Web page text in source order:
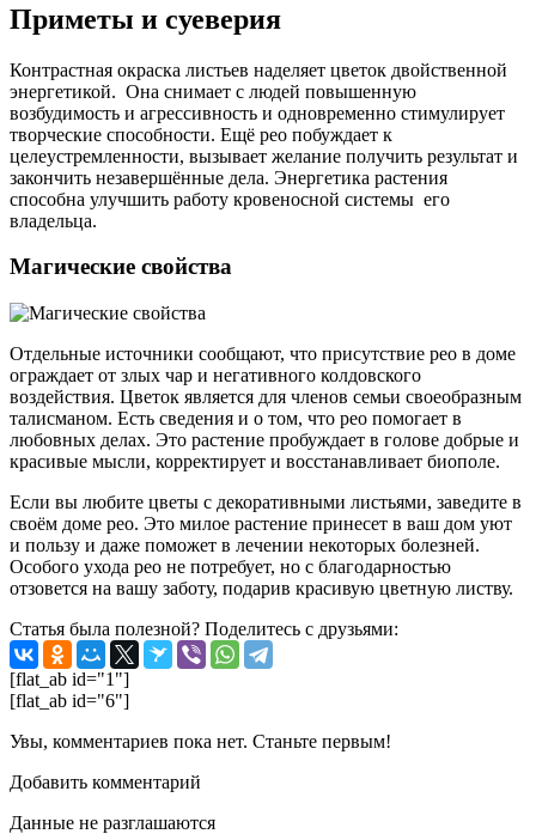
Приметы и суеверия
Контрастная окраска листьев наделяет цветок двойственной
энергетикой. Она снимает с людей повышенную
возбудимость и агрессивность и одновременно стимулирует
творческие способности. Ещё рео побуждает к
целеустремленности, вызывает желание получить результат и
закончить незавершённые дела. Энергетика растения
способна улучшить работу кровеносной системы его
владельца.
Магические свойства
Отдельные источники сообщают, что присутствие рео в доме
ограждает от злых чар и негативного колдовского
воздействия. Цветок является для членов семьи своеобразным
талисманом. Есть сведения и о том, что рео помогает в
любовных делах. Это растение пробуждает в голове добрые и
красивые мысли, корректирует и восстанавливает биополе.
Если вы любите цветы с декоративными листьями, заведите в
своём доме рео. Это милое растение принесет в ваш дом уют
и пользу и даже поможет в лечении некоторых болезней.
Особого ухода рео не потребует, но с благодарностью
отзовется на вашу заботу, подарив красивую цветную листву.
Статья была полезной? Поделитесь с друзьями:
[flat_ab id="1"]
[flat_ab id="6"]
Увы, комментариев пока нет. Станьте первым!
Добавить комментарий
Данные не разглашаются